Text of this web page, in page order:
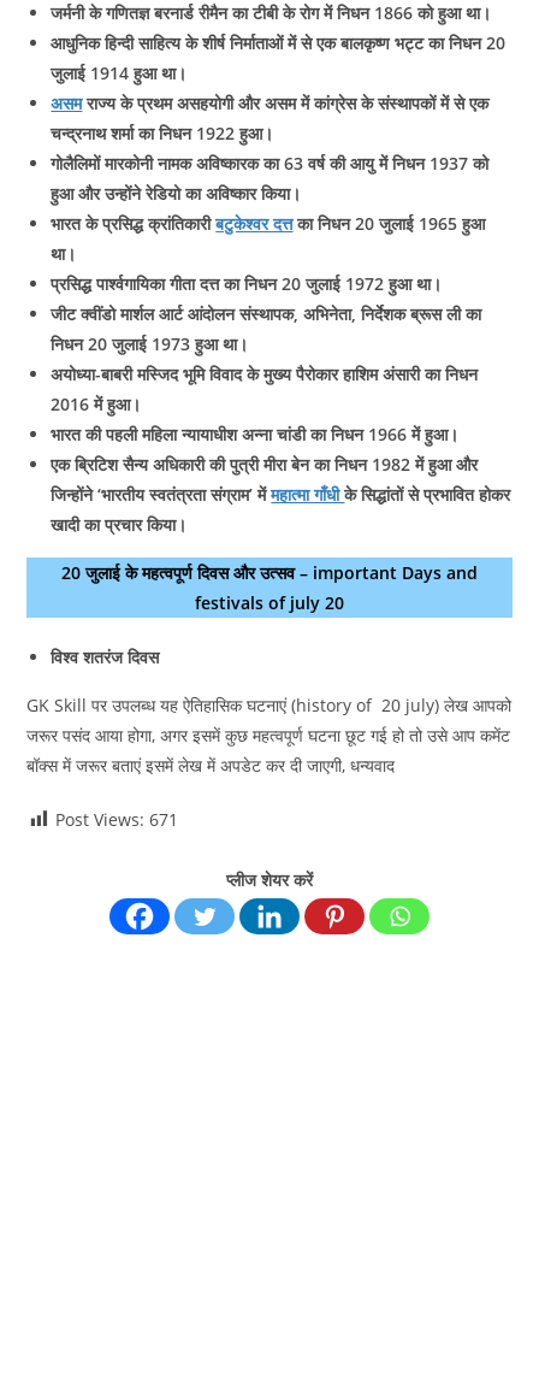
जर्मनी के गणितज्ञ बरनार्ड रीमैन का टीबी के रोग में निधन 1866 को हुआ था।
आधुनिक हिन्दी साहित्य के शीर्ष निर्माताओं में से एक बालकृष्ण भट्ट का निधन 20
जुलाई 1914 हुआ था।
असमराज्य के प्रथम असहयोगी और असम में कांग्रेस के संस्थापकों में से एक
चन्द्रनाथ शर्मा का निधन 1922 हुआ।
गोलैलिमों मारकोनी नामक अविष्कारक का 63 वर्ष की आयु में निधन 1937 को
हुआ और उन्होंने रेडियो का अविष्कार किया।
भारत के प्रसिद्ध क्रांतिकारीबटुकेश्वर दत्तका निधन 20 जुलाई 1965 हुआ
था।
प्रसिद्ध पा‌र्श्वगायिका गीता दत्त का निधन 20 जुलाई 1972 हुआ था।
जीट क्वींडो मार्शल आर्ट आंदोलन संस्थापक, अभिनेता, निर्देशक ब्रूस ली का
निधन 20 जुलाई 1973 हुआ था।
अयोध्या-बाबरी मस्जिद भूमि विवाद के मुख्य पैरोकार हाशिम अंसारी का निधन
2016 में हुआ।
भारत की पहली महिला न्यायाधीश अन्ना चांडी का निधन 1966 में हुआ।
एक ब्रिटिश सैन्‍य अधिकारी की पुत्री मीरा बेन का निधन 1982 में हुआ और
जिन्होंने ‘भारतीय स्वतंत्रता संग्राम’ मेंमहात्मा गाँधीके सिद्धांतों से प्रभावित होकर
खादी का प्रचार किया।
20 जुलाई के महत्वपूर्ण दिवस और उत्सव – important Days and
festivals of july 20
विश्व शतरंज दिवस
GK Skill पर उपलब्ध यह ऐतिहासिक घटनाएं (history of 20 july) लेख आपको
जरूर पसंद आया होगा, अगर इसमें कुछ महत्वपूर्ण घटना छूट गई हो तो उसे आप कमेंट
बॉक्स में जरूर बताएं इसमें लेख में अपडेट कर दी जाएगी, धन्यवाद
Post Views: 671
प्लीज शेयर करें